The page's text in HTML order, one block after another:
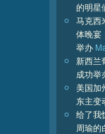
的明星
马克西
体晚宴
举办
新西兰
成功举
美国加
东主变
给了我
周瑜的